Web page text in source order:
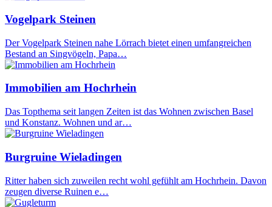
Vogelpark Steinen
Der Vogelpark Steinen nahe Lörrach bietet einen umfangreichen
Bestand an Singvögeln, Papa…
Immobilien am Hochrhein
Das Topthema seit langen Zeiten ist das Wohnen zwischen Basel
und Konstanz. Wohnen und ar…
Burgruine Wieladingen
Ritter haben sich zuweilen recht wohl gefühlt am Hochrhein. Davon
zeugen diverse Ruinen e…